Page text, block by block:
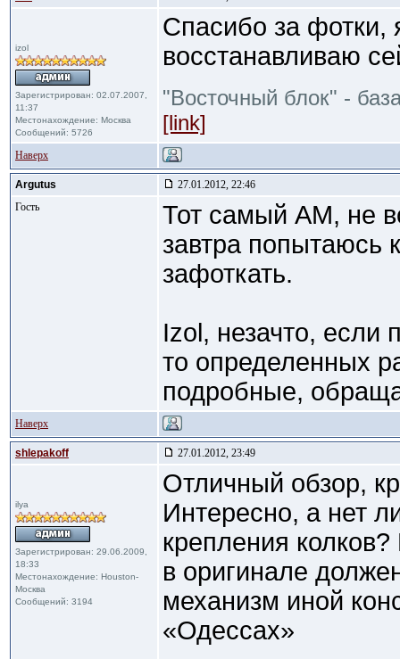
izol
Зарегистрирован: 02.07.2007,
11:37
Местонахождение: Москва
Сообщений: 5726
Спасибо за фотки,
восстанавливаю
"Восточный блок" -
[link]
Наверх
Argutus
27.01.2012, 22:46
Гость
Тот самый АМ, не
завтра попытаюсь
зафоткать.
Izol, незачто, если
то определенных
подробные,
Наверх
shlepakoff 27.01.2012, 23:49
ilya
Зарегистрирован: 29.06.2009,
18:33
Местонахождение: Houston-
Москва
Сообщений: 3194
Отличный обзор,
Интересно, а нет
крепления
в оригинале
механизм иной
«Одессах»